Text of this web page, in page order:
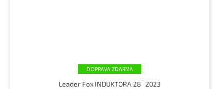
ZDARMA
Leader Fox INDUKTORA 28" 2023